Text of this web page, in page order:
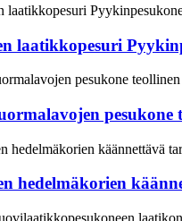
laatikkopesuri
hedelmäkorien